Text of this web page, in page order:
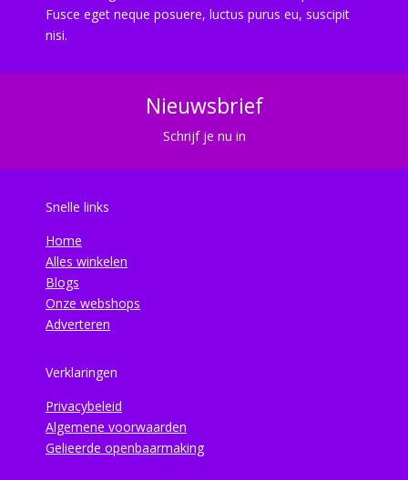
Fusce eget neque posuere, luctus purus eu, suscipit
nisi.
Nieuwsbrief
Schrijf je nu in
Snelle links
Home
Alles winkelen
Blogs
Onze webshops
Adverteren
Verklaringen
Privacybeleid
Algemene voorwaarden
Gelieerde openbaarmaking